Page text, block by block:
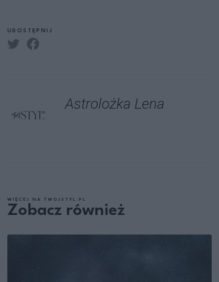
UDOSTĘPNIJ
Astrolożka Lena
WIĘCEJ NA TWOJSTYL.PL
Zobacz również